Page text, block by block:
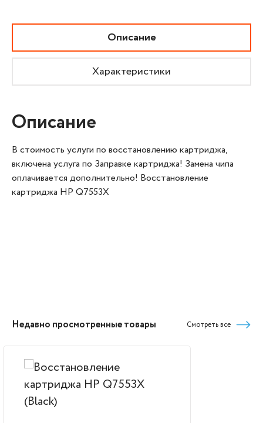
Описание
Характеристики
Описание
В стоимость услуги по восстановлению картриджа,
включена услуга по Заправке картриджа! Замена чипа
оплачивается дополнительно! Восстановление
картриджа HP Q7553X
Недавно просмотренные товары Смотреть все